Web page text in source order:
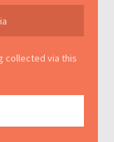
collected via this